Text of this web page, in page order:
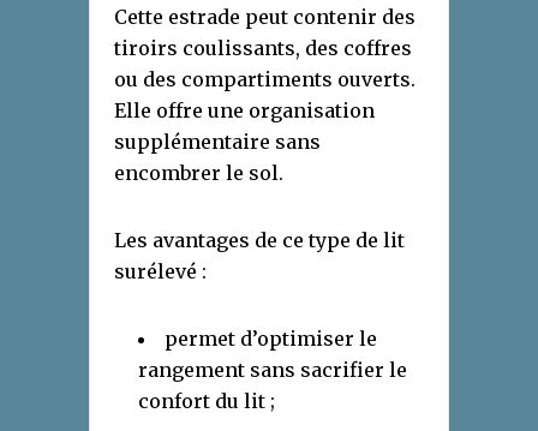
Cette estrade peut contenir des
tiroirs coulissants, des coffres
ou des compartiments ouverts.
Elle offre une organisation
supplémentaire sans
encombrer le sol.
Les avantages de ce type de lit
surélevé :
permet d’optimiser le
rangement sans sacrifier le
confort du lit ;